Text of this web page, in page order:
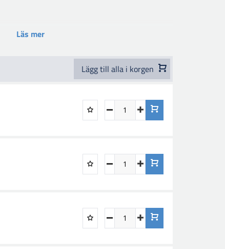
Läs mer
Lägg till alla i korgen